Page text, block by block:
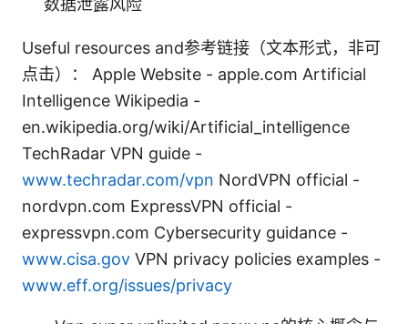
数据泄露风险
Useful resources and参考链接（文本形式，非可
点击）： Apple Website - apple.com Artificial
Intelligence Wikipedia -
en.wikipedia.org/wiki/Artificial_intelligence
TechRadar VPN guide -
www.techradar.com/vpn NordVPN official -
nordvpn.com ExpressVPN official -
expressvpn.com Cybersecurity guidance -
www.cisa.gov VPN privacy policies examples -
www.eff.org/issues/privacy